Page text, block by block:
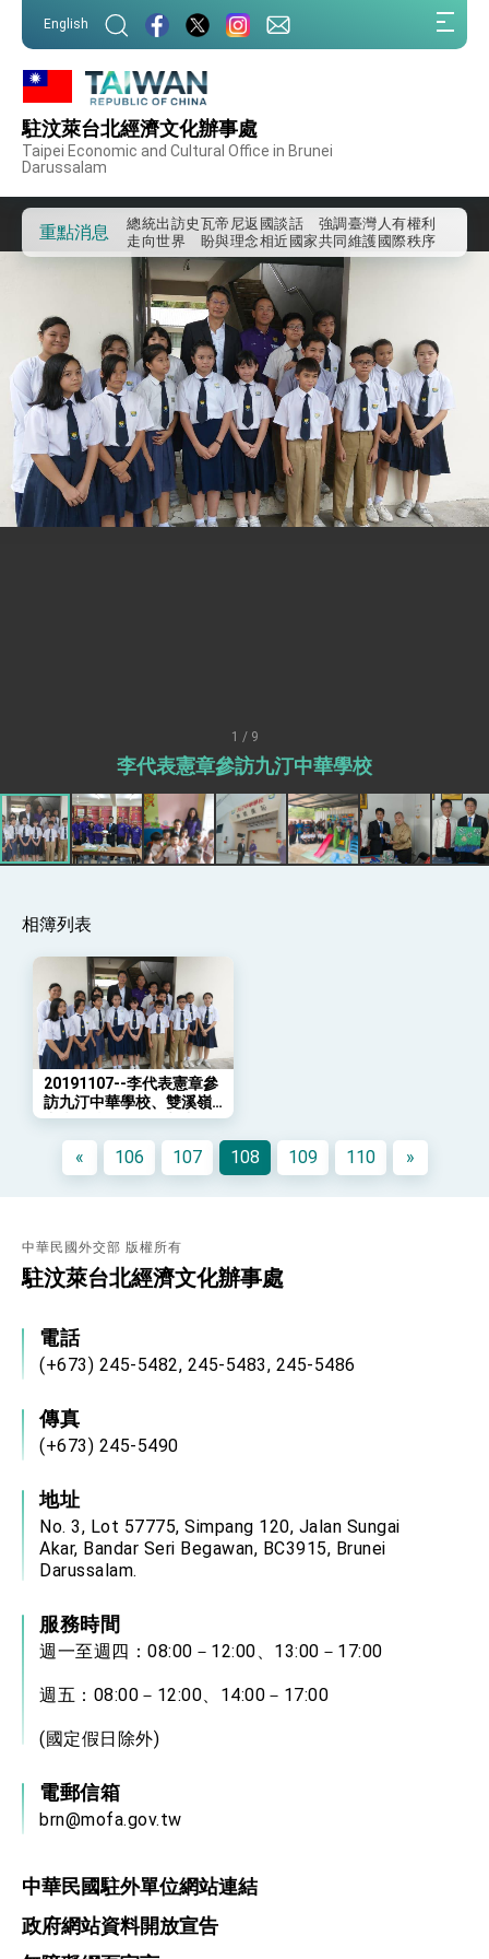
English
駐汶萊台北經濟文化辦事處
Taipei Economic and Cultural Office in Brunei
Darussalam
重點消息
我國政府將在美國亞利桑納州設立「駐鳳凰城辦
事處」，進一步深化台美交流合作
第一屆亞太在宅醫療大會開幕 總統盼分享臺灣
經驗為亞太醫療照護發展開創新里程碑
及「台灣智慧醫療與健康產業展」預告短片，向
世界展現台灣守護全球健康的創新能量
總統出訪史瓦帝尼返國談話 強調臺灣人有權利
走向世界 盼與理念相近國家共同維護國際秩序
堅定走向世界 賴總統抵達史瓦帝尼王國進行國是
訪問
總統與五院院長新春茶敘 盼化分歧為團結、為
國家邁出合作第一步
總統農曆春節談話
台美貿易協議完成簽署達成6大目標、創5大歷史
性突破 總統強調將以3大面向加速臺灣經濟轉型
升級 籲請立院全力支持並盡速通過
臺美簽署「對等貿易協定」確立對等關稅15%且不
疊加 我輸美2072項產品豁免對等關稅
總統接受「法新社」（AFP）專訪內容
外交部長林佳龍於《外交事務》撰文指出：自由
外交部長林佳龍接見美國智庫「德國馬歇爾基金
會」訪問團一行，深化跨大西洋戰略夥伴關係
臺美經貿談判獲階段性成果 卓揆期勉爭取時間完
成「臺美對等貿易協定」簽署
卓揆：臺美關稅談判階段性結果有助臺灣取得有
利戰略地位 全力支持「臺美對等貿易協定」簽署
民調顯示多數國人滿意政府外交表現，高度支持
「總合外交」與台歐美日關係深化
總統以「韌性之島，希望之光」為題發表2026新
年談話
總統主持「守護民主台灣國安行動方案」記者
會 強調以實力守護台海和平 以決心掌握國家
命運
變局中 奮起的新臺灣 總統發表國慶演說
總統發表執政周年談話 盼面對未來挑戰 堅持
團結 迎風轉型 穩健前行
賴總統就職演說影片
總統重要談話
外交部重要言論
1 / 9
李代表憲章參訪九汀中華學校
相簿列表
20191107--李代表憲章參
訪九汀中華學校、雙溪嶺
中嶺學校，捐贈有聲書及
教材補助款，支持華校興
學育才
« 106 107 108 109 110 »
中華民國外交部 版權所有
駐汶萊台北經濟文化辦事處
電話
(+673) 245-5482, 245-5483, 245-5486
傳真
(+673) 245-5490
地址
No. 3, Lot 57775, Simpang 120, Jalan Sungai
Akar, Bandar Seri Begawan, BC3915, Brunei
Darussalam.
服務時間
週一至週四：08:00－12:00、13:00－17:00
週五：08:00－12:00、14:00－17:00
(國定假日除外)
電郵信箱
brn@mofa.gov.tw
中華民國駐外單位網站連結
政府網站資料開放宣告